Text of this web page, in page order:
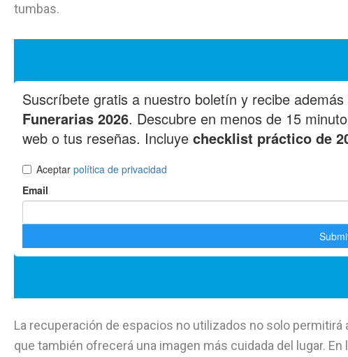
tumbas.
La recuperación de espacios no utilizados no solo
que también ofrecerá una imagen más cuidada del lugar.